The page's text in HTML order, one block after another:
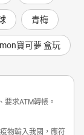
青梅
寶可夢 盒玩
要求ATM轉帳。
物輸入我國，應符